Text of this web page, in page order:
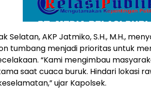
Selatan, AKP Jatmiko, S.H., M.H.,
tumbang menjadi prioritas untuk
“Kami mengimbau
saat cuaca buruk. Hindari lokasi
ujar Kapolsek.